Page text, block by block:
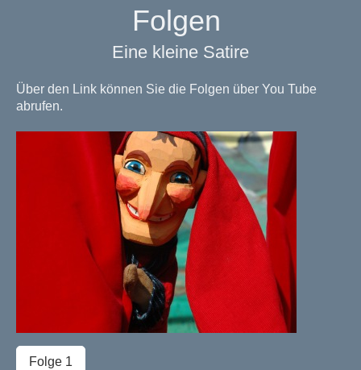
Folgen
Eine kleine Satire
Über den Link können Sie die Folgen über You Tube
abrufen.
Folge 1